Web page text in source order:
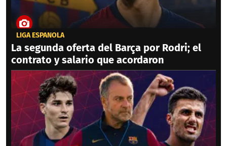
LIGA ESPAÑOLA
La segunda oferta del Barça por Rodri; el
contrato y salario que acordaron